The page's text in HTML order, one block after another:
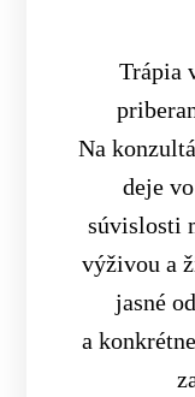
Trápia
Na
deje
súvislosti
výživou a
jasné
a